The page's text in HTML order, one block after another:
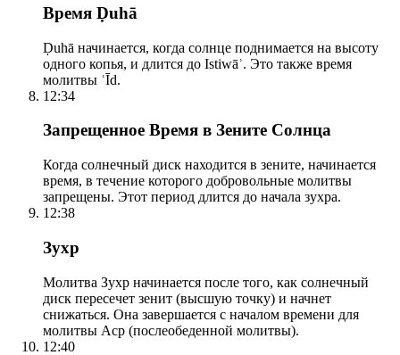
Время Ḍuhā
Ḍuhā начинается, когда солнце поднимается на высоту
одного копья, и длится до Istiwāʾ. Это также время
молитвы ʿĪd.
12:34
Запрещенное Время в Зените Солнца
Когда солнечный диск находится в зените, начинается
время, в течение которого добровольные молитвы
запрещены. Этот период длится до начала зухра.
12:38
Зухр
Молитва Зухр начинается после того, как солнечный
диск пересечет зенит (высшую точку) и начнет
снижаться. Она завершается с началом времени для
молитвы Аср (послеобеденной молитвы).
12:40